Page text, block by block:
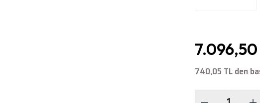
7.096,50
740,05 TL den